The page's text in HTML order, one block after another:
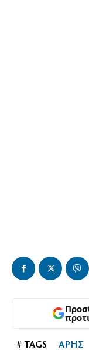
# TAGS ΑΡΗΣ